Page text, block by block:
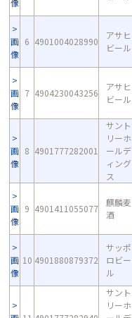
像
画
像
6 4901004028990
アサヒ
ビール
画
像
7 4904230043256
アサヒ
ビール
画
像
8 4901777282001
サント
リーホ
ールデ
ィング
ス
画
像
9 4901411055077
麒麟麦
酒
画
像
10 4901880879372
サッポ
ロビー
ル
サント
リーホ